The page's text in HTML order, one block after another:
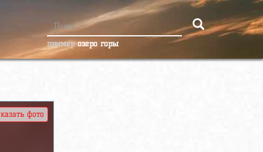
примерозеро горы
фото